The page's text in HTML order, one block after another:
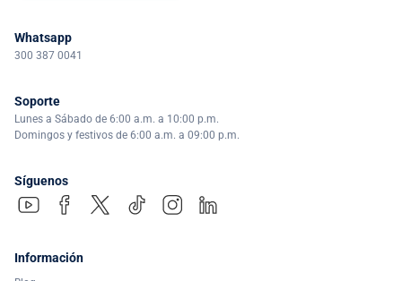
Whatsapp
300 387 0041
Soporte
Lunes a Sábado de 6:00 a.m. a 10:00 p.m.
Domingos y festivos de 6:00 a.m. a 09:00 p.m.
Síguenos
Información